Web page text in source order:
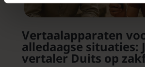
Vertaalapparaten
alledaagse situaties:
vertaler Duits op